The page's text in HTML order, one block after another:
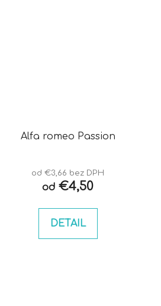
Alfa romeo Passion
od €3,66 bez DPH
od €4,50
DETAIL